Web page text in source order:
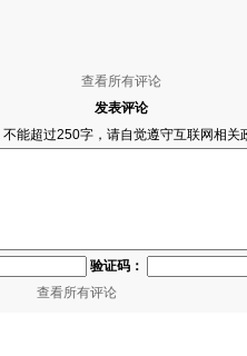
查看所有评论
发表评论
不能超过250字，请自觉遵守互联网相关
验证码：
查看所有评论